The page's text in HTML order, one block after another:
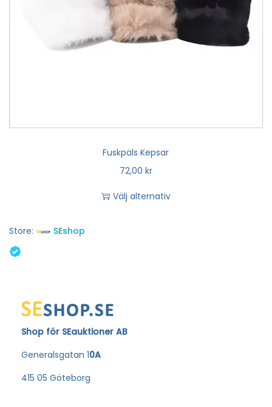
Fuskpäls Kepsar
72,00 kr
Välj alternativ
Store: SEshop
Shop för SEauktioner AB
Generalsgatan 10A
415 05 Göteborg